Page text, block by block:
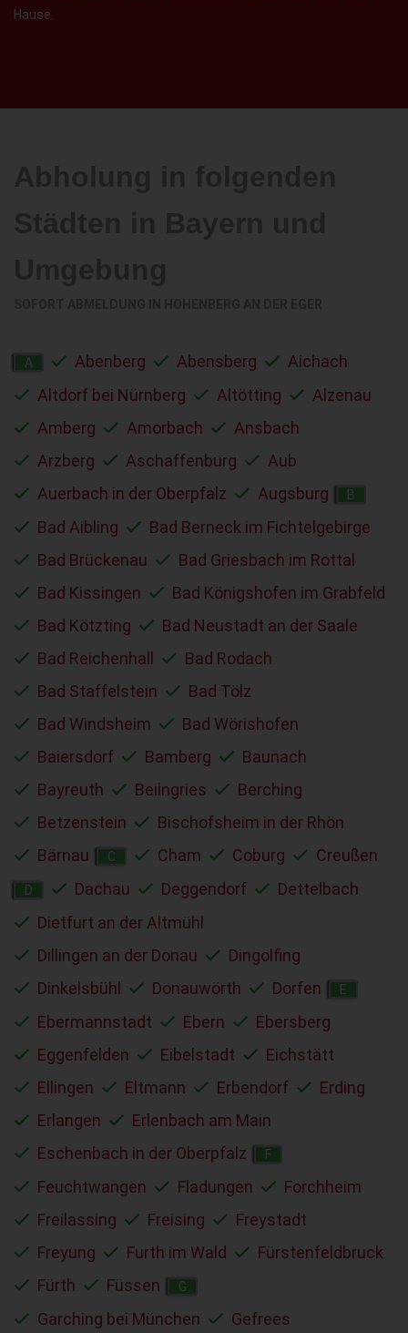
Hause.
A Abenberg Abensberg
Aichach
Altdorf bei Nürnberg
Altötting
Alzenau
Amberg
Amorbach
Ansbach
Arzberg
Aschaffenburg
Aub
Auerbach in der Oberpfalz
Augsburg B
Bad Aibling
Bad Berneck im Fichtelgebirge
Bad Brückenau
Bad Griesbach im Rottal
Bad Kissingen
Bad Königshofen im Grabfeld
Bad Kötzting
Bad Neustadt an der Saale
Bad Reichenhall
Bad Rodach
Bad Staffelstein
Bad Tölz
Bad Windsheim
Bad Wörishofen
Baiersdorf
Bamberg
Baunach
Bayreuth
Beilngries
Berching
Betzenstein
Bischofsheim in der Rhön
Bärnau
C Cham Coburg Creußen
D Dachau Deggendorf
Dettelbach
Dietfurt an der Altmühl
Dillingen an der Donau
Dingolfing
Dinkelsbühl
Donauwörth Dorfen E
Ebermannstadt Ebern
Ebersberg
Eggenfelden
Eibelstadt
Eichstätt
Ellingen
Eltmann Erbendorf
Erding
Erlangen
Erlenbach am Main
Eschenbach in der Oberpfalz
F
Feuchtwangen Fladungen
Forchheim
Freilassing
Freising
Freystadt
Freyung
Furth im Wald
Fürstenfeldbruck
Fürth
Füssen G
Garching bei München Gefrees